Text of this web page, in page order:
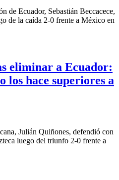
de Ecuador, Sebastián Beccacece,
de la caída 2-0 frente a México en
eliminar a Ecuador:
los hace superiores a
Julián Quiñones, defendió con
luego del triunfo 2-0 frente a